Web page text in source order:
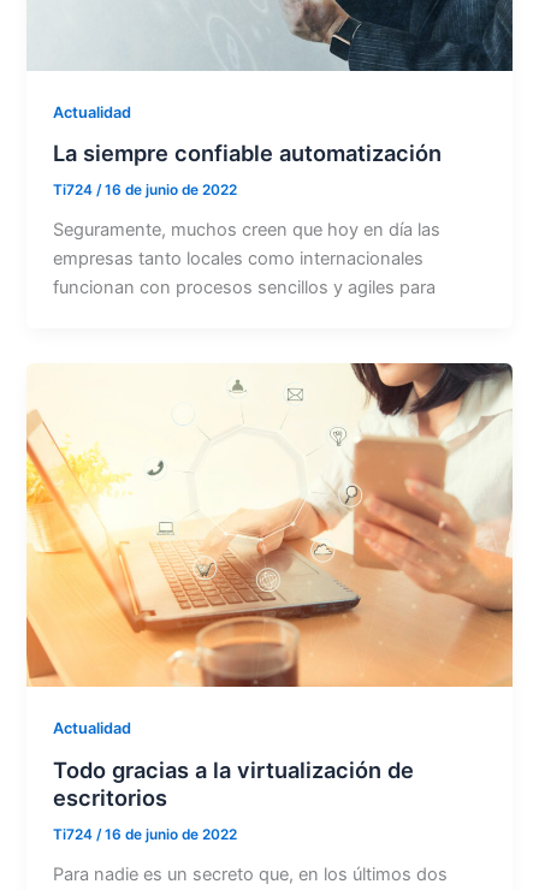
Actualidad
La siempre confiable automatización
Ti724/16 de junio de 2022
Seguramente, muchos creen que hoy en día las
empresas tanto locales como internacionales
funcionan con procesos sencillos y agiles para
Actualidad
Todo gracias a la virtualización de
escritorios
Ti724 /16 de junio de 2022
Para nadie es un secreto que, en los últimos dos